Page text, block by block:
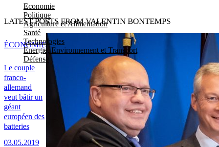
Economie
Politique
Agriculture et Alimentation
Santé
Technologies
Energie, Environnement et Transport
Défense
LATEST POSTS FROM VALENTIN BONTEMPS
Le couple
franco-
allemand
veut bâtir un
géant
européen des
batteries
03.05.2019
ÉCONOMIE